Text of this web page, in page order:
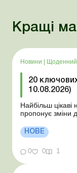
Кращі
Новини Щоденний
20
10.08.2026)
Найбільш
пропонує зміни
практичних
унормовав
нової Об’є...
НОВЕ
0 0 1